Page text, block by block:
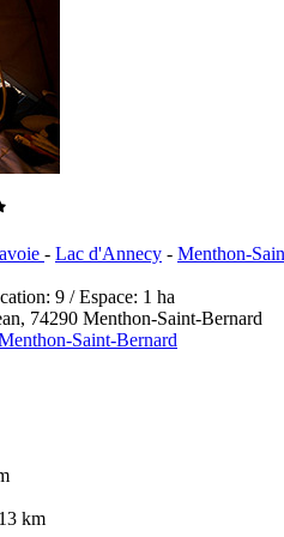
- Lac d'Annecy - Menthon-
9 / Espace: 1 ha
74290 Menthon-Saint-Bernard
Saint-Bernard
13 km